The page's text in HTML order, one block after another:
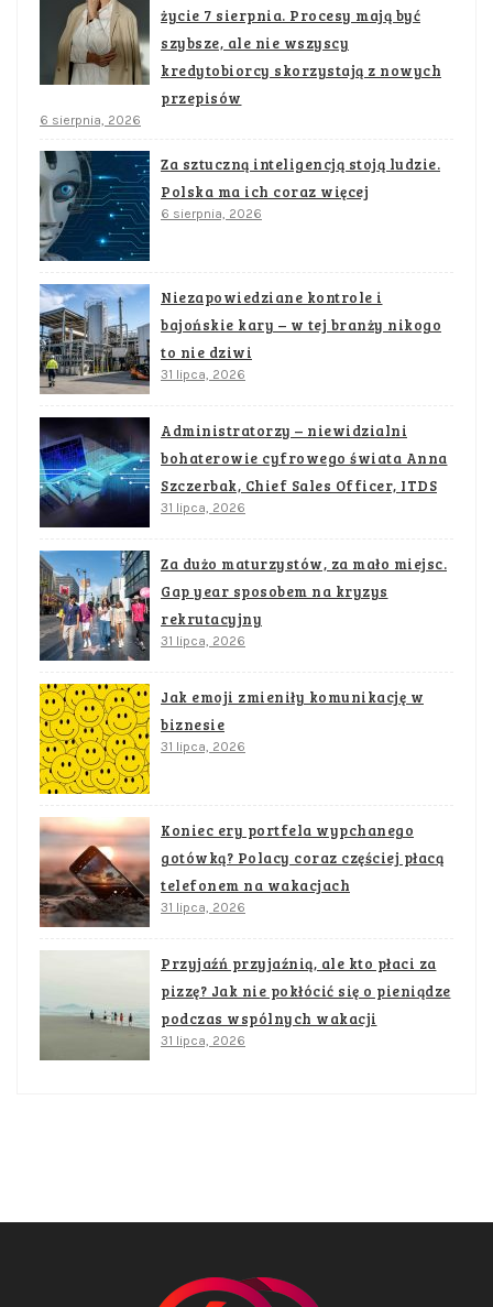
życie 7 sierpnia. Procesy mają być
szybsze, ale nie wszyscy
kredytobiorcy skorzystają z nowych
przepisów
6 sierpnia, 2026
Za sztuczną inteligencją stoją ludzie.
Polska ma ich coraz więcej
6 sierpnia, 2026
Niezapowiedziane kontrole i
bajońskie kary – w tej branży nikogo
to nie dziwi
31 lipca, 2026
Administratorzy – niewidzialni
bohaterowie cyfrowego świata Anna
Szczerbak, Chief Sales Officer, ITDS
31 lipca, 2026
Za dużo maturzystów, za mało miejsc.
Gap year sposobem na kryzys
rekrutacyjny
31 lipca, 2026
Jak emoji zmieniły komunikację w
biznesie
31 lipca, 2026
Koniec ery portfela wypchanego
gotówką? Polacy coraz częściej płacą
telefonem na wakacjach
31 lipca, 2026
Przyjaźń przyjaźnią, ale kto płaci za
pizzę? Jak nie pokłócić się o pieniądze
podczas wspólnych wakacji
31 lipca, 2026